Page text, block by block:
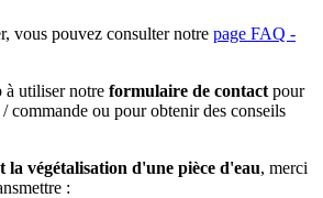
vous pouvez consulter notre page FAQ -
à utiliser notre formulaire de contact pour
commande ou pour obtenir des conseils
la végétalisation d'une pièce d'eau, merci
: